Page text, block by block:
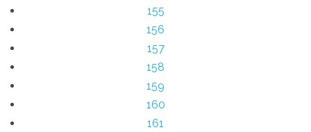
155
156
157
158
159
160
161